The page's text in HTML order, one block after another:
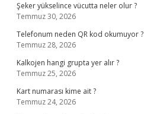
Şeker yükselince vücutta neler olur ?
Temmuz 30, 2026
Telefonum neden QR kod okumuyor ?
Temmuz 28, 2026
Kalkojen hangi grupta yer alır ?
Temmuz 25, 2026
Kart numarası kime ait ?
Temmuz 24, 2026